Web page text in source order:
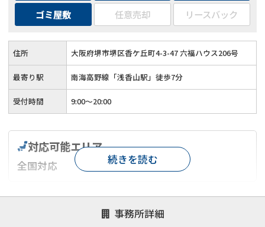
ゴミ屋敷
任意売却 リースバック
住所 大阪府堺市堺区香ケ丘町4-3-47 六福ハウス206号
最寄り駅 南海高野線「浅香山駅」徒歩7分
受付時間 9:00～20:00
事務所詳細
対応可能エリア
全国対応
対応が親身 オンライン面談可能
レスポンスが早い
1億円以上の買取可
続きを読む